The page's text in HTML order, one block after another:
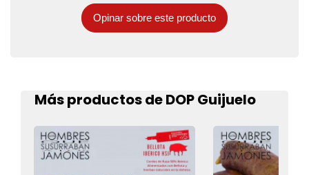
Opinar sobre este producto
Más productos de DOP Guijuelo